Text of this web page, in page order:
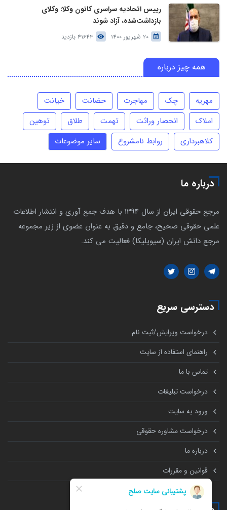
رییس اتحادیه سراسری کانون وکلا: وکلای
بازداشت‌شده، آزاد شوند
20 شهریور 1400 41643 بازدید
همه چیز درباره
مهریه چک مهاجرت حضانت
خیانت
املاک
انحصار وراثت تهمت طلاق
توهین
کلاهبرداری
روابط نامشروع سایر موضوعات
درباره ما
مرجع حقوقی ایران از سال 1394 با هدف جمع آوری و انتشار اطلاعات
علمی حقوقی صحیح، جامع و دقیق به عنوان عضوی از زیر مجموعه
مرجع دانش ایران (سیویلیکا) فعالیت می کند.
دسترسی سریع
درخواست ویرایش/ثبت نام
راهنمای استفاده از سایت
تماس با ما
درخواست تبلیغات
ورود به سایت
درخواست مشاوره حقوقی
درباره ما
قوانین و مقررات